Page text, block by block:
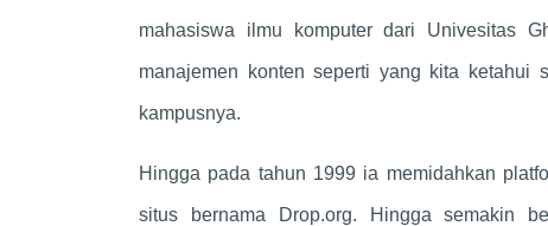
mahasiswa ilmu komputer dari Univesitas
manajemen konten seperti yang kita
kampusnya.
Hingga pada tahun 1999 ia memidahkan
situs bernama Drop.org. Hingga semakin